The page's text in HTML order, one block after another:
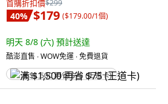
首購折扣價$299
40% $179 ($179.00/1個)
明天 8/8 (六) 預計送達
酷澎直售 ∙ WOW免運 ∙ 免費退貨
满 $1,500 再省 $75 (王道卡)